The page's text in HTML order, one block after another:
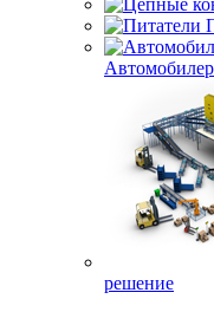
решение